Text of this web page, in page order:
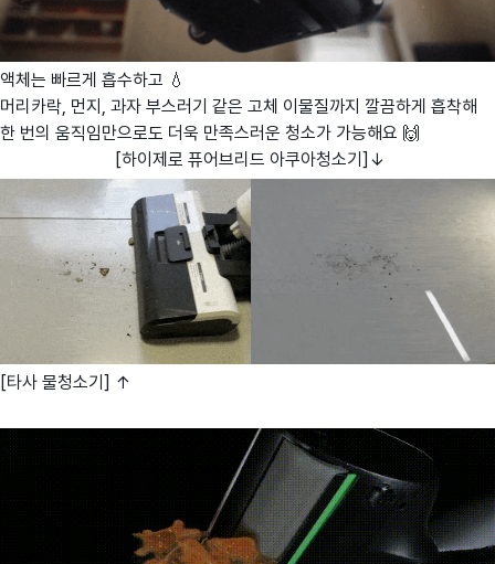
액체는 빠르게 흡수하고 💧
머리카락, 먼지, 과자 부스러기 같은 고체 이물질까지 깔끔하게 흡착해
한 번의 움직임만으로도 더욱 만족스러운 청소가 가능해요 🙌
[하이제로 퓨어브리드 아쿠아청소기]↓
[타사 물청소기] ↑